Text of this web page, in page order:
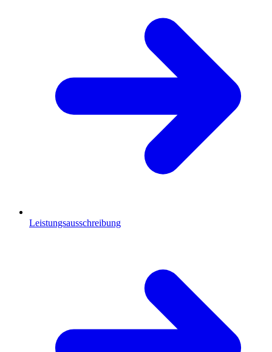
Leistungsausschreibung